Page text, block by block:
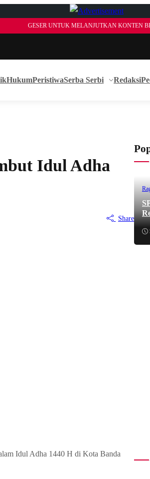
GESER UNTUK MELANJUTKAN KONTEN
HukumPeristiwaSerba Serbi Redaksi
Idul Adha
Share
Idul Adha 1440 H di Kota Banda